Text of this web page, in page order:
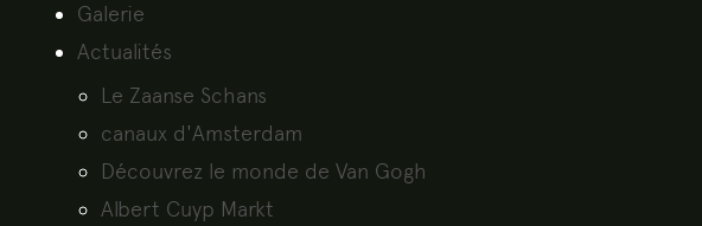
Galerie
Actualités
Le Zaanse Schans
canaux d'Amsterdam
Découvrez le monde de Van Gogh
Albert Cuyp Markt